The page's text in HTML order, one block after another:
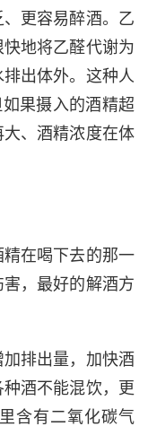
更容易醉酒。乙
地将乙醛代谢为
出体外。这种人
果摄入的酒精超
、酒精浓度在体
在喝下去的那一
，最好的解酒方
排出量，加快酒
酒不能混饮，更
含有二氧化碳气